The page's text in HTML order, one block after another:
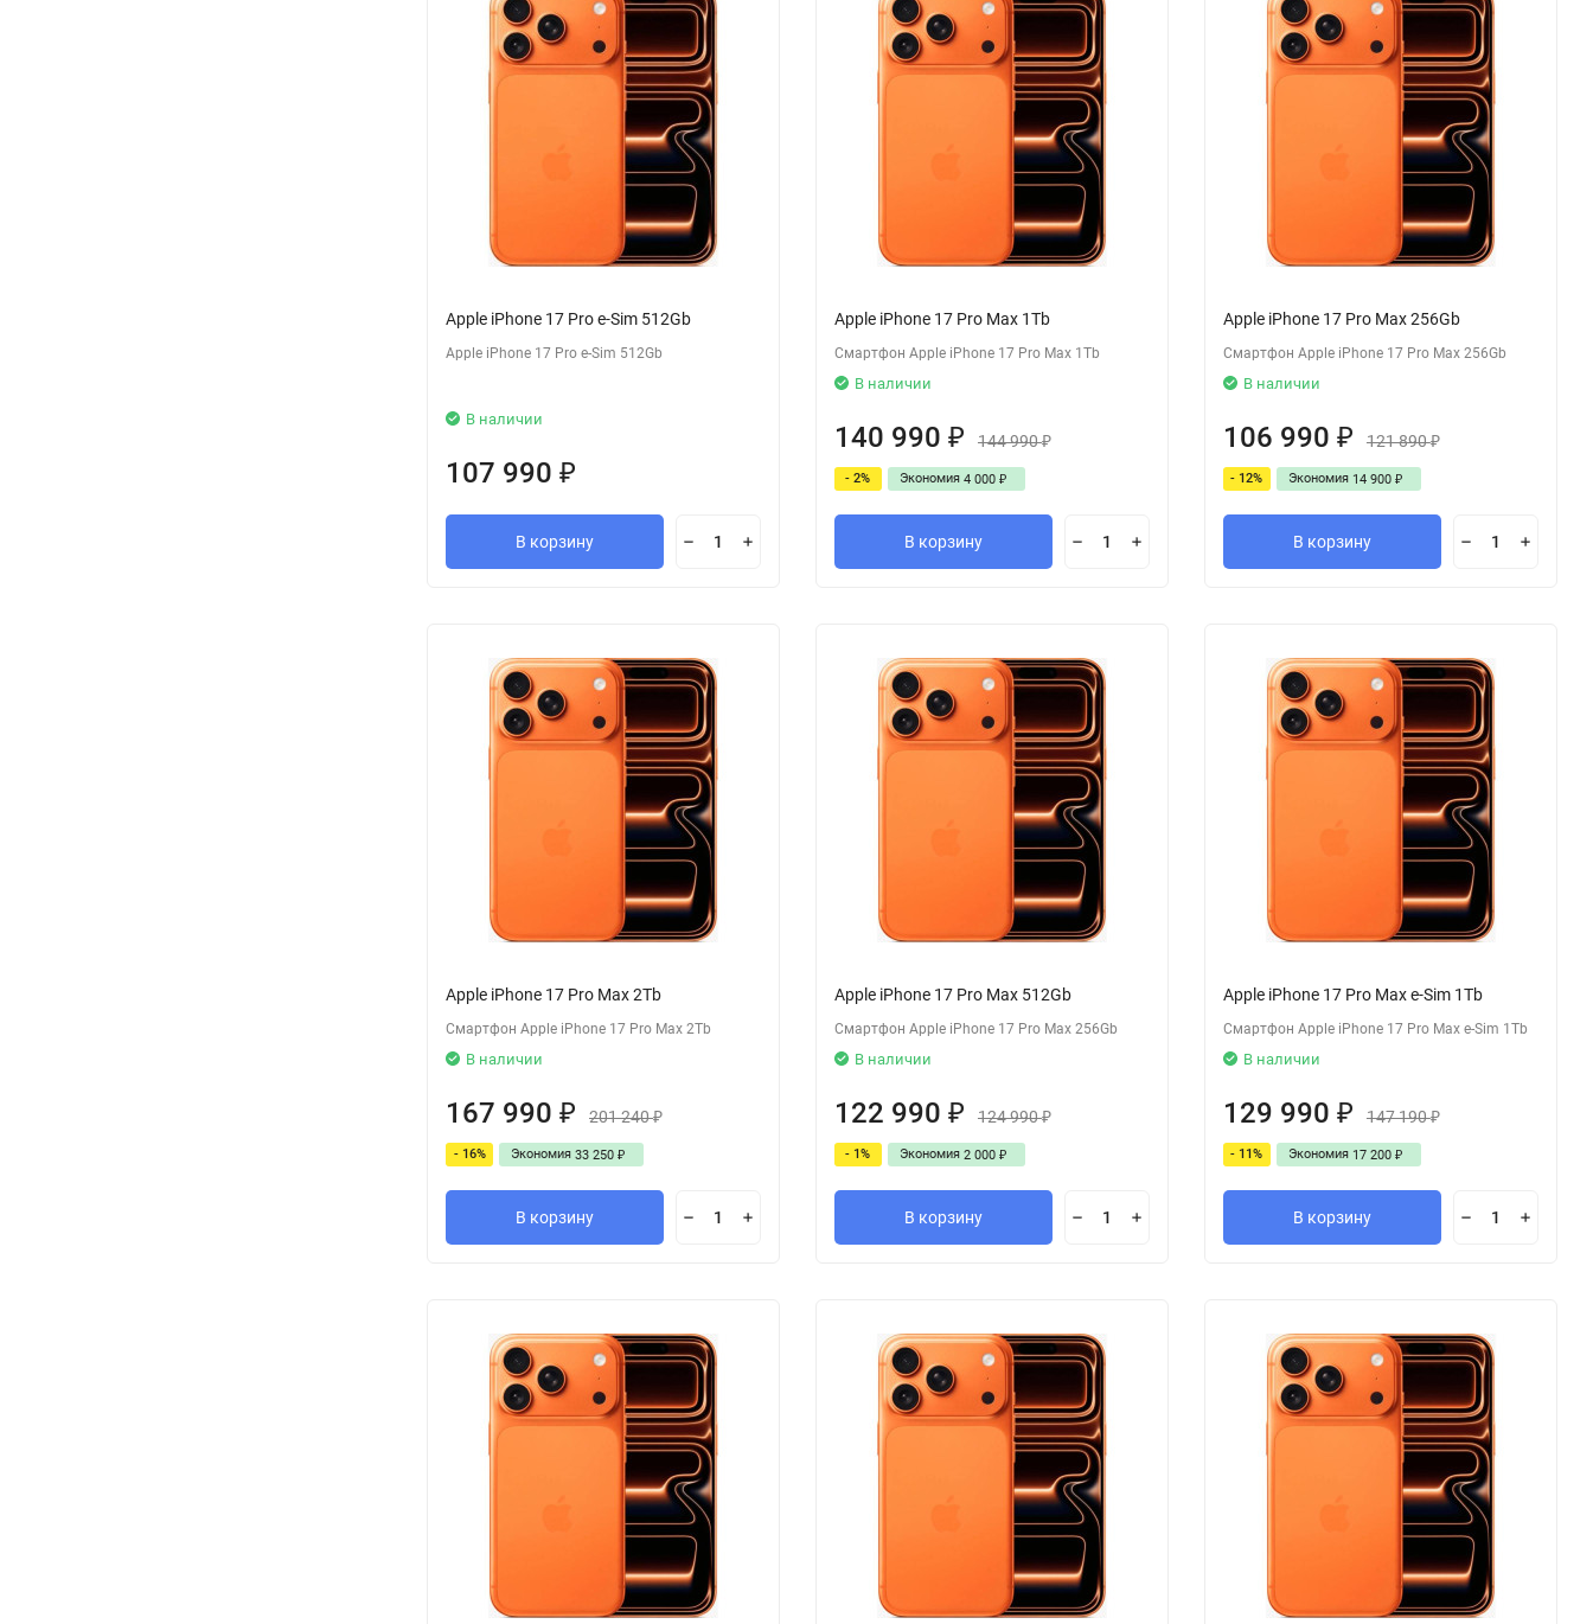
Apple iPhone 17 Pro e-Sim 512Gb
Apple iPhone 17 Pro e-Sim 512Gb
В наличии
107 990 ₽
В корзину
Apple iPhone 17 Pro Max 1Tb
Смартфон Apple iPhone 17 Pro Max 1Tb
В наличии
140 990 ₽ 144 990₽
- 2% Экономия 4 000 ₽
В корзину
Apple iPhone 17 Pro Max 256Gb
Смартфон Apple iPhone 17 Pro Max 256Gb
В наличии
106 990 ₽ 121 890₽
- 12% Экономия 14 900 ₽
В корзину
Apple iPhone 17 Pro Max 2Tb
Смартфон Apple iPhone 17 Pro Max 2Tb
В наличии
167 990 ₽ 201 240₽
- 16% Экономия 33 250 ₽
В корзину
Apple iPhone 17 Pro Max 512Gb
Смартфон Apple iPhone 17 Pro Max 256Gb
В наличии
122 990 ₽ 124 990₽
- 1% Экономия 2 000 ₽
В корзину
Apple iPhone 17 Pro Max e-Sim 1Tb
Смартфон Apple iPhone 17 Pro Max e-Sim 1Tb
В наличии
129 990 ₽ 147 190₽
- 11% Экономия 17 200 ₽
В корзину